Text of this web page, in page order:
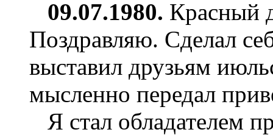
09.07.1980. Красный
Поздравляю. Сделал
выставил друзьям
мысленно передал
Я стал обладателем